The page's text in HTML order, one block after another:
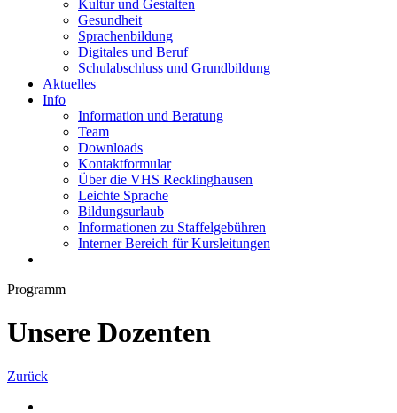
Kultur und Gestalten
Gesundheit
Sprachenbildung
Digitales und Beruf
Schulabschluss und Grundbildung
Aktuelles
Info
Information und Beratung
Team
Downloads
Kontaktformular
Über die VHS Recklinghausen
Leichte Sprache
Bildungsurlaub
Informationen zu Staffelgebühren
Interner Bereich für Kursleitungen
Programm
Unsere Dozenten
Zurück